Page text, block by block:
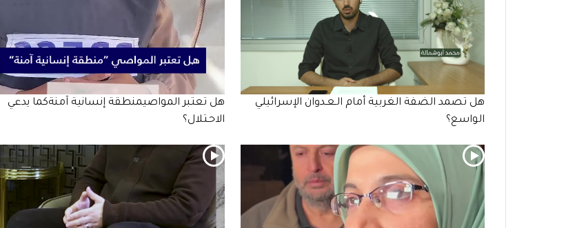
هل تصمد الضفة الغربية أمام الـعـدوان الإسرائيلي
الواسع؟
هل تعتبر المواصيمنطقة إنسانية آمنةكما يدعي
الاحـتلال؟